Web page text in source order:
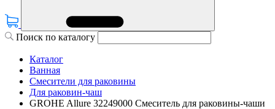
Поиск по каталогу
Каталог
Ванная
Смесители для раковины
Для раковин-чаш
GROHE Allure 32249000 Смеситель для раковины-чаши